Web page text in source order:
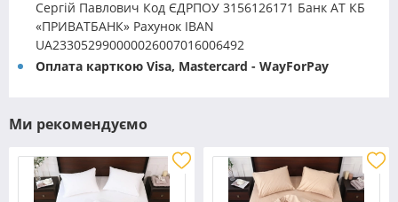
Сергій Павлович Код ЄДРПОУ 3156126171 Банк АТ КБ
«ПРИВАТБАНК» Рахунок IBAN
UA233052990000026007016006492
Оплата карткою Visa, Mastercard - WayForPay
Ми рекомендуємо